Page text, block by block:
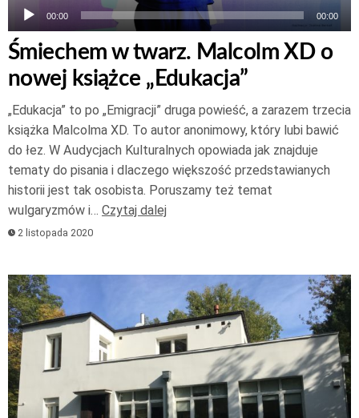
00:00 00:00
Śmiechem w twarz. Malcolm XD o
nowej książce „Edukacja”
„Edukacja” to po „Emigracji” druga powieść, a zarazem trzecia
książka Malcolma XD. To autor anonimowy, który lubi bawić
do łez. W Audycjach Kulturalnych opowiada jak znajduje
tematy do pisania i dlaczego większość przedstawianych
historii jest tak osobista. Poruszamy też temat
wulgaryzmów i… Czytaj dalej
2 listopada 2020
Odtwarzacz
plików
dźwiękowych